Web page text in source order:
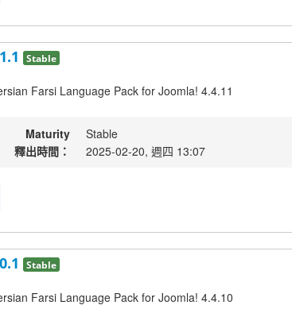
Stable
Farsi Language Pack for Joomla! 4.4.11
Maturity
Stable
釋出時間：
2025-02-20, 週四 13:07
Stable
Farsi Language Pack for Joomla! 4.4.10